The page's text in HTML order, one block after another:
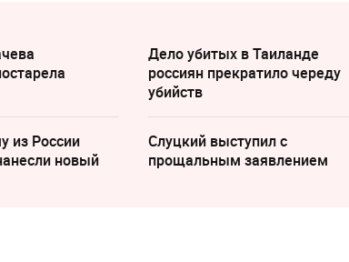
Дело убитых в Таиланде
россиян прекратило череду
убийств
из России
новый
Слуцкий выступил с
прощальным заявлением